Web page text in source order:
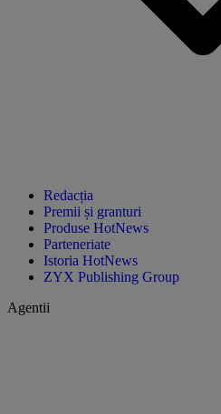
Redacția
Premii și granturi
Produse HotNews
Parteneriate
Istoria HotNews
ZYX Publishing Group
Agentii